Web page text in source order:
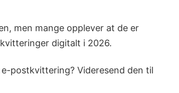
men mange opplever at de er
digitalt i 2026.
postkvittering? Videresend den til